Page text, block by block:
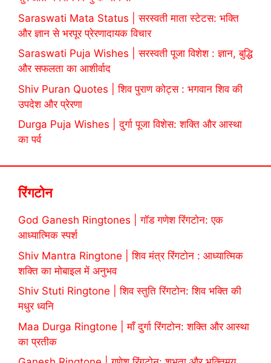
Saraswati Mata Status | सरस्वती माता स्टेटस: भक्ति
और ज्ञान से भरपूर प्रेरणादायक विचार
Saraswati Puja Wishes | सरस्वती पूजा विशेश : ज्ञान, बुद्धि
और सफलता का आशीर्वाद
Shiv Puran Quotes | शिव पुराण कोट्स : भगवान शिव की
उपदेश और प्रेरणा
Durga Puja Wishes | दुर्गा पूजा विशेस: शक्ति और आस्था
का पर्व
रिंगटोन
God Ganesh Ringtones | गॉड गणेश रिंगटोन: एक
आध्यात्मिक स्पर्श
Shiv Mantra Ringtone | शिव मंत्र रिंगटोन : आध्यात्मिक
शक्ति का मोबाइल में अनुभव
Shiv Stuti Ringtone | शिव स्तुति रिंगटोन: शिव भक्ति की
मधुर ध्वनि
Maa Durga Ringtone | माँ दुर्गा रिंगटोन: शक्ति और आस्था
का प्रतीक